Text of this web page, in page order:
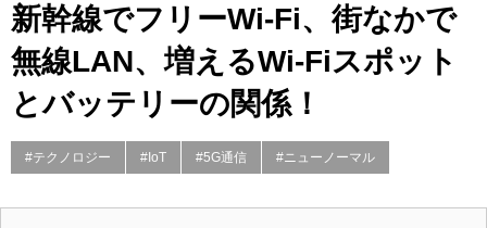
新幹線でフリーWi-Fi、街なかで
無線LAN、増えるWi-Fiスポット
とバッテリーの関係！
#テクノロジー #IoT #5G通信 #ニューノーマル